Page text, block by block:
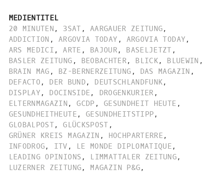
MEDIENTITEL
20 MINUTEN , 3SAT , AARGAUER ZEITUNG,
ADDICTION , ARGOVIA TODAY , ARGOVIA TODAY,
ARS MEDICI , ARTE , BAJOUR, BASELJETZT ,
BASLER ZEITUNG , BEOBACHTER, BLICK, BLUEWIN ,
BRAIN MAG , BZ-BERNERZEITUNG , DAS MAGAZIN ,
DEFACTO , DER BUND , DEUTSCHLANDFUNK,
DISPLAY, DOCINSIDE , DROGENKURIER ,
ELTERNMAGAZIN , GCDP , GESUNDHEIT HEUTE ,
GESUNDHEITHEUTE , GESUNDHEITSTIPP,
GLOBALPOST, GLÜCKSPOST ,
GRÜNER KREIS MAGAZIN , HOCHPARTERRE ,
INFODROG, ITV , LE MONDE DIPLOMATIQUE ,
LEADING OPINIONS , LIMMATTALER ZEITUNG,
LUZERNER ZEITUNG, MAGAZIN P&G,